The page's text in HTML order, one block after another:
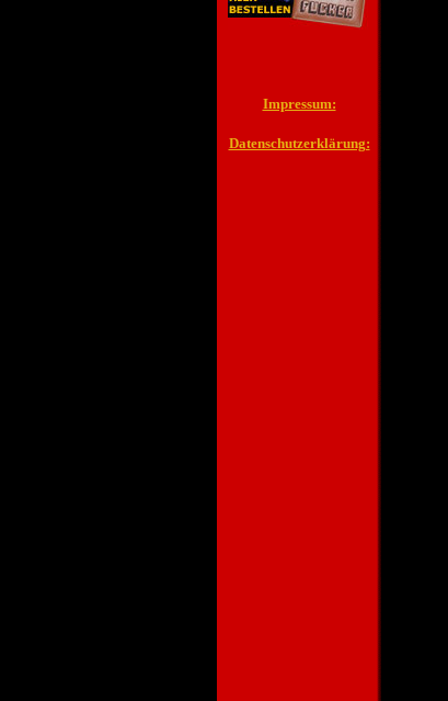
Impressum:
Datenschutzerklärung: